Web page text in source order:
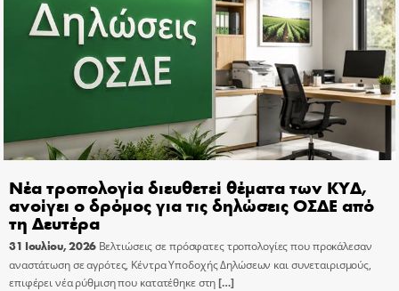
Νέα τροπολογία διευθετεί θέματα των ΚΥΔ,
ανοίγει ο δρόμος για τις δηλώσεις ΟΣΔΕ από
τη Δευτέρα
31 Ιουλίου, 2026 Βελτιώσεις σε πρόσφατες τροπολογίες που προκάλεσαν
αναστάτωση σε αγρότες, Κέντρα Υποδοχής Δηλώσεων και συνεταιρισμούς,
επιφέρει νέα ρύθμιση που κατατέθηκε στη[…]